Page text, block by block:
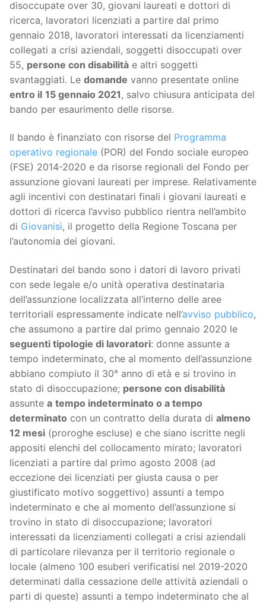
disoccupate over 30, giovani laureati e dottori di
ricerca, lavoratori licenziati a partire dal primo
gennaio 2018, lavoratori interessati da licenziamenti
collegati a crisi aziendali, soggetti disoccupati over
55, persone con disabilità e altri soggetti
svantaggiati. Le domande vanno presentate online
entro il 15 gennaio 2021, salvo chiusura anticipata del
bando per esaurimento delle risorse.
Il bando è finanziato con risorse del Programma
operativo regionale (POR) del Fondo sociale europeo
(FSE) 2014-2020 e da risorse regionali del Fondo per
assunzione giovani laureati per imprese. Relativamente
agli incentivi con destinatari finali i giovani laureati e
dottori di ricerca l’avviso pubblico rientra nell’ambito
di Giovanisì, il progetto della Regione Toscana per
l’autonomia dei giovani.
Destinatari del bando sono i datori di lavoro privati
con sede legale e/o unità operativa destinataria
dell’assunzione localizzata all’interno delle aree
territoriali espressamente indicate nell’avviso pubblico,
che assumono a partire dal primo gennaio 2020 le
seguenti tipologie di lavoratori: donne assunte a
tempo indeterminato, che al momento dell’assunzione
abbiano compiuto il 30° anno di età e si trovino in
stato di disoccupazione; persone con disabilità
assunte a tempo indeterminato o a tempo
determinato con un contratto della durata di almeno
12 mesi (proroghe escluse) e che siano iscritte negli
appositi elenchi del collocamento mirato; lavoratori
licenziati a partire dal primo agosto 2008 (ad
eccezione dei licenziati per giusta causa o per
giustificato motivo soggettivo) assunti a tempo
indeterminato e che al momento dell’assunzione si
trovino in stato di disoccupazione; lavoratori
interessati da licenziamenti collegati a crisi aziendali
di particolare rilevanza per il territorio regionale o
locale (almeno 100 esuberi verificatisi nel 2019-2020
determinati dalla cessazione delle attività aziendali o
parti di queste) assunti a tempo indeterminato che al